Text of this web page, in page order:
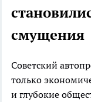
смущения
Советский
только
и глубокие